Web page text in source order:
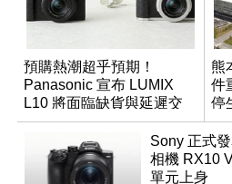
預購熱潮超乎預期！
Panasonic 宣布 LUMIX
L10 將面臨缺貨與延遲交
貨時間
熊
件
停
機
Sony 正式
相機 RX10
單元上身